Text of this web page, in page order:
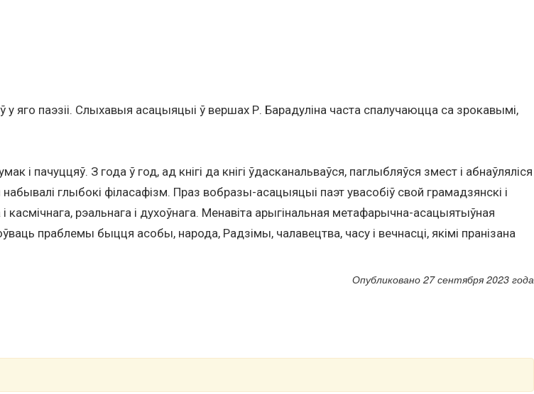
яго паэзіі. Слыхавыя асацыяцыі ў вершах Р. Барадуліна часта спалучаюцца са зрокавымі,
пачуццяў. З года ў год, ад кнігі да кнігі ўдасканальваўся, паглыбляўся змест і абнаўляліся
глыбокі філасафізм. Праз вобразы-асацыяцыі паэт увасобіў свой грамадзянскі і
рэальнага і духоўнага. Менавіта арыгінальная метафарычна-асацыятыўная
праблемы быцця асобы, народа, Радзімы, чалавецтва, часу і вечнасці, якімі пранізана
Опубликовано 27 сентября 2023 года